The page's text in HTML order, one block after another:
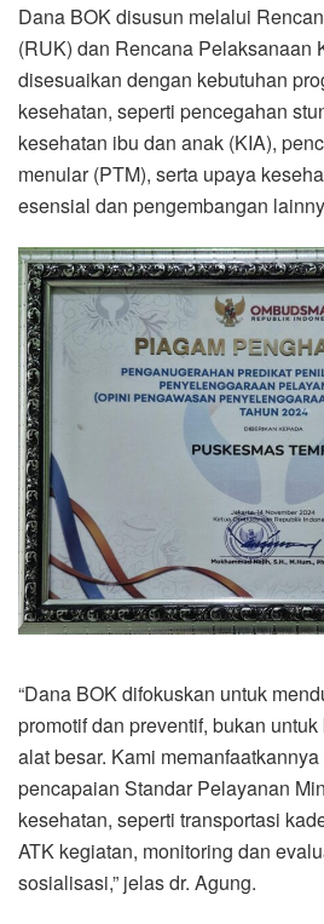
Dana BOK disusun melalui
(RUK) dan Rencana Pelaksanaan
disesuaikan dengan kebutuhan
kesehatan, seperti pencegahan
kesehatan ibu dan anak (KIA),
menular (PTM), serta upaya
esensial dan pengembangan
“Dana BOK difokuskan untuk
promotif dan preventif, bukan
alat besar. Kami
pencapaian Standar Pelayanan
kesehatan, seperti transportasi
ATK kegiatan, monitoring dan
sosialisasi,” jelas dr. Agung.